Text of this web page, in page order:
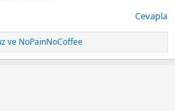
Cevapla
ve NoPainNoCoffee